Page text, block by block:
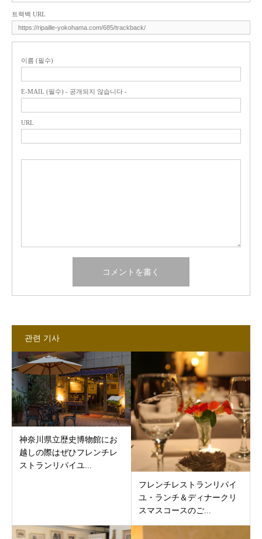
트랙백 URL
이름 (필수)
E-MAIL (필수) - 공개되지 않습니다 -
URL
관련 기사
神奈川県立歴史博物館にお
越しの際はぜひフレンチレ
ストランリパイユ...
フレンチレストランリパイ
ユ・ランチ＆ディナークリ
スマスコースのご...